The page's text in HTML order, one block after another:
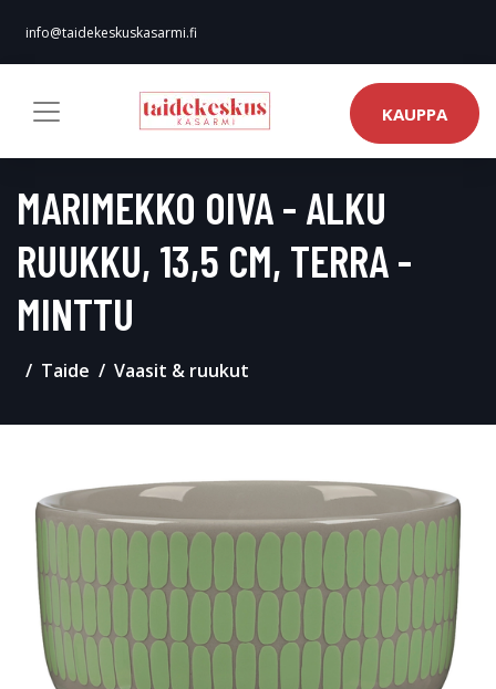
info@taidekeskuskasarmi.fi
KAUPPA
MARIMEKKO OIVA - ALKU
RUUKKU, 13,5 CM, TERRA -
MINTTU
Taide Vaasit & ruukut